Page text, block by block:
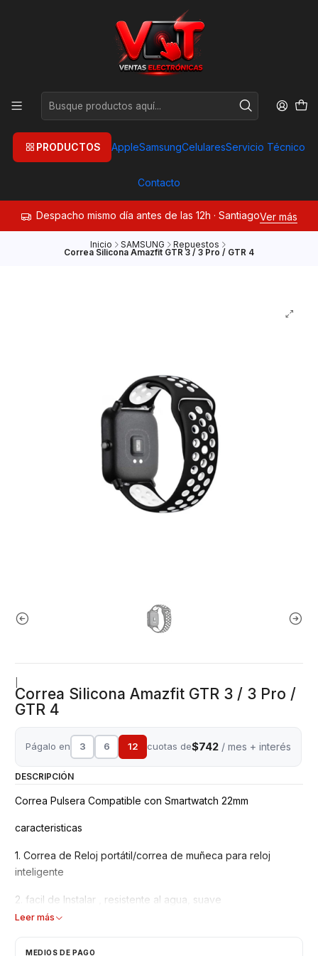
PRODUCTOS AppleSamsungCelularesServicio Técnico
Contacto
Despacho mismo día antes de las 12h · SantiagoVer más
Inicio SAMSUNG Repuestos
Correa Silicona Amazfit GTR 3 / 3 Pro / GTR 4
Correa Silicona Amazfit GTR 3 / 3 Pro /
GTR 4
Págalo en 3 6 12 cuotas de$742 / mes + interés
DESCRIPCIÓN
Correa Pulsera Compatible con Smartwatch 22mm
caracteristicas
1. Correa de Reloj portátil/correa de muñeca para reloj
inteligente
2. facil de Instalar , resistente al agua, suave
Leer más
MEDIOS DE PAGO